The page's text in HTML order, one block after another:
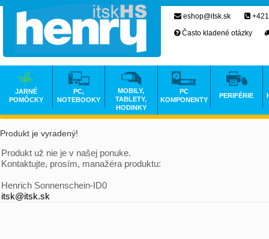
Produkt je vyradený!
Produkt už nie je v našej ponuke.
Kontaktujte, prosím, manažéra produktu:
Henrich Sonnenschein-ID0
itsk@itsk.sk
eshop@itsk.sk
Často kladené otázky
JARNÉ
POMÔCKY
PC,
NOTEBOOKY
MOBILY,
TABLETY,
HODINKY
PC
KOMPONENTY
PERIFÉRIE